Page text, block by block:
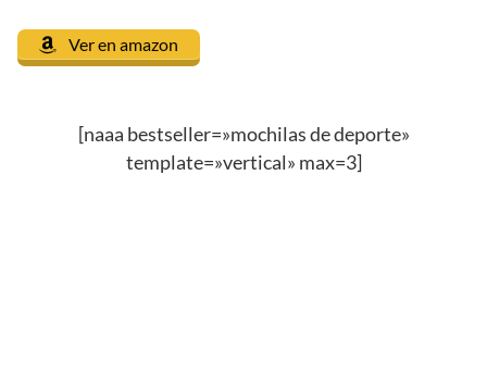
Ver en amazon
[naaa bestseller=»mochilas de deporte»
template=»vertical» max=3]